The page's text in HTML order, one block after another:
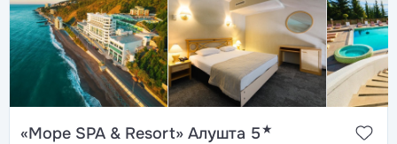
«Море SPA & Resort» Алушта 5★